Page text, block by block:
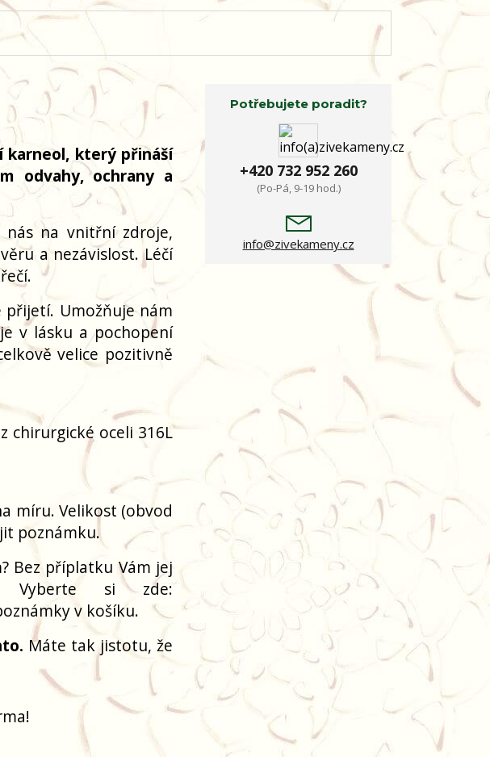
karneol, který přináší
odvahy, ochrany a
na vnitřní zdroje,
a nezávislost. Léčí
přijetí. Umožňuje nám
v lásku a pochopení
velice pozitivně
chirurgické oceli 316L
míru. Velikost (obvod
poznámku.
Bez příplatku Vám jej
Vyberte si zde:
v košíku.
Máte tak jistotu, že
Potřebujete poradit?
+420 732 952 260
(Po-Pá, 9-19 hod.)
info@zivekameny.cz